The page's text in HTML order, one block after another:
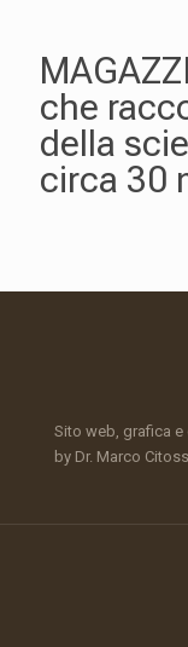
che
della
circa 30
Sito web, grafica e
by Dr. Marco